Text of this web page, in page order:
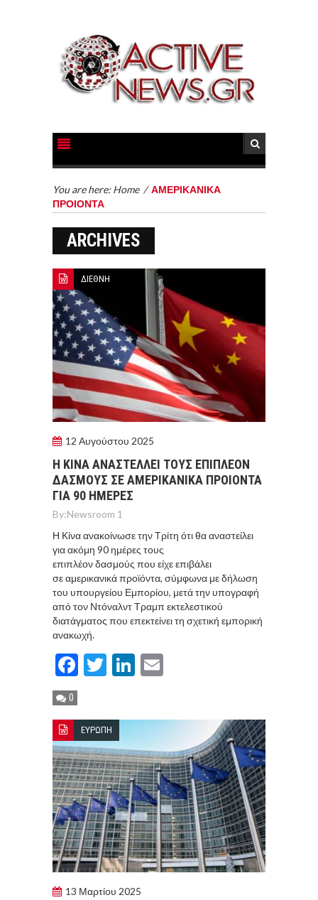
You are here: Home /ΑΜΕΡΙΚΑΝΙΚΑ
ΠΡΟΙΟΝΤΑ
ARCHIVES
ΔΙΕΘΝΗ
12 Αυγούστου 2025
Η ΚΙΝΑ ΑΝΑΣΤΕΛΛΕΙ ΤΟΥΣ ΕΠΙΠΛΕΟΝ
ΔΑΣΜΟΥΣ ΣΕ ΑΜΕΡΙΚΑΝΙΚΑ ΠΡΟΙΟΝΤΑ
ΓΙΑ 90 ΗΜΕΡΕΣ
By:Newsroom 1
Η Κίνα ανακοίνωσε την Τρίτη ότι θα αναστείλει
για ακόμη 90 ημέρες τους
επιπλέον δασμούς που είχε επιβάλει
σε αμερικανικά προϊόντα, σύμφωνα με δήλωση
του υπουργείου Εμπορίου, μετά την υπογραφή
από τον Ντόναλντ Τραμπ εκτελεστικού
διατάγματος που επεκτείνει τη σχετική εμπορική
ανακωχή.
Facebook
TwitterLinkedIn
0
ΕΥΡΩΠΗ
13 Μαρτίου 2025